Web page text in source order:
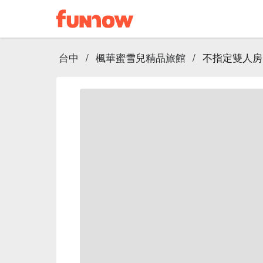
台中 / 楓華蜜雪兒精品旅館 / 不指定雙人